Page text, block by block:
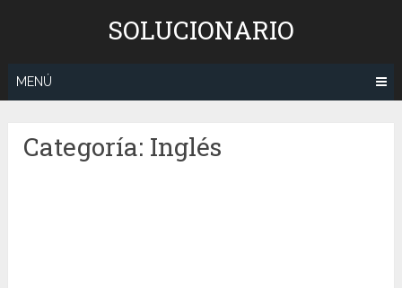
SOLUCIONARIO
MENÚ
Categoría: Inglés